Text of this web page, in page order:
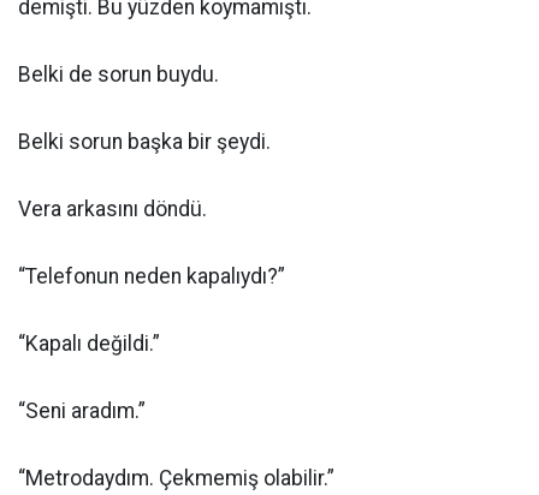
demişti. Bu yüzden koymamıştı.
Belki de sorun buydu.
Belki sorun başka bir şeydi.
Vera arkasını döndü.
“Telefonun neden kapalıydı?”
“Kapalı değildi.”
“Seni aradım.”
“Metrodaydım. Çekmemiş olabilir.”